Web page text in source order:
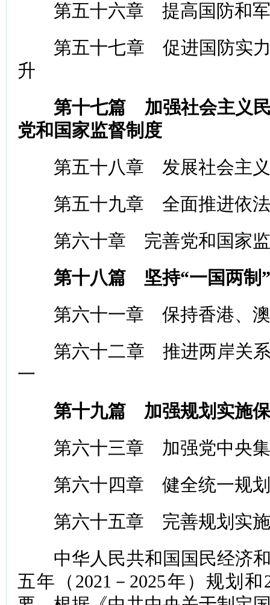
第五十六章 提高国防和军
第五十七章 促进国防实力
升
第十七篇 加强社会主义
党和国家监督制度
第五十八章 发展社会主义
第五十九章 全面推进依法
第六十章 完善党和国家监
第十八篇 坚持“一国两
第六十一章 保持香港、澳
第六十二章 推进两岸关系
一
第十九篇 加强规划实施
第六十三章 加强党中央集
第六十四章 健全统一规划
第六十五章 完善规划实施
中华人民共和国国民经济和
五年（2021－2025年）规划